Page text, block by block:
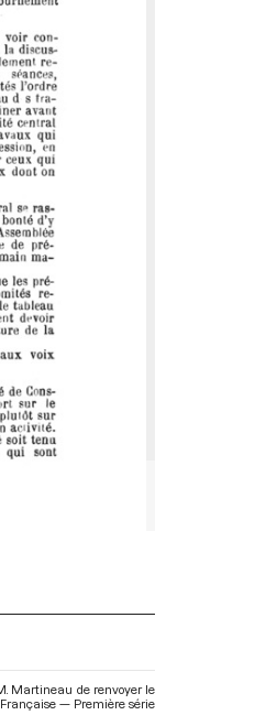
Martineau de renvoyer le
— Première série